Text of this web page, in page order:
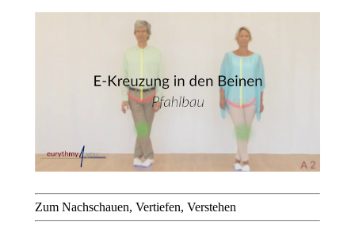
Zum Nachschauen, Vertiefen, Verstehen